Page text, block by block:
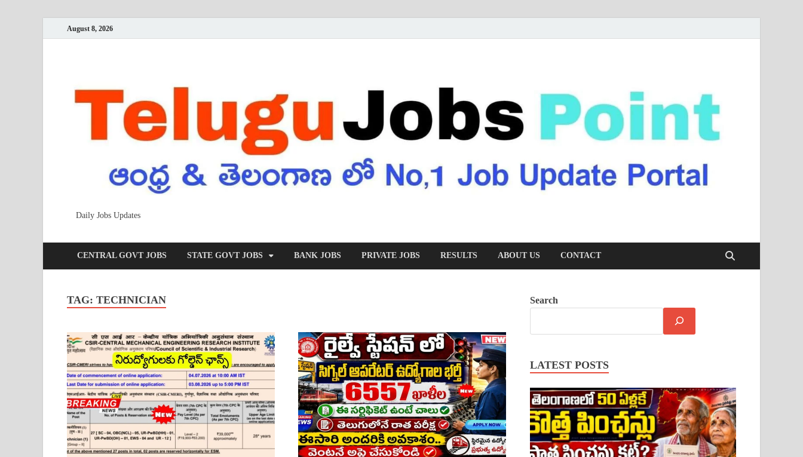
August 8, 2026
Daily Jobs Updates
CENTRAL GOVT JOBS STATE GOVT JOBS BANK JOBS PRIVATE JOBS RESULTS ABOUT US CONTACT
TAG: TECHNICIAN Search
LATEST POSTS